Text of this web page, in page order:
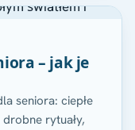
– jak je
seniora: ciepłe
rytuały,